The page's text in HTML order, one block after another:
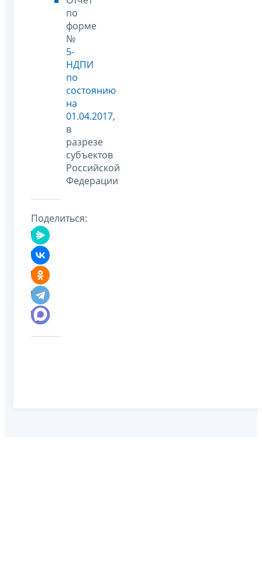
по
форме
№
5-
НДПИ
по
состоянию
на
01.04.2017,
в
разрезе
субъектов
Российской
Федерации
Поделиться: